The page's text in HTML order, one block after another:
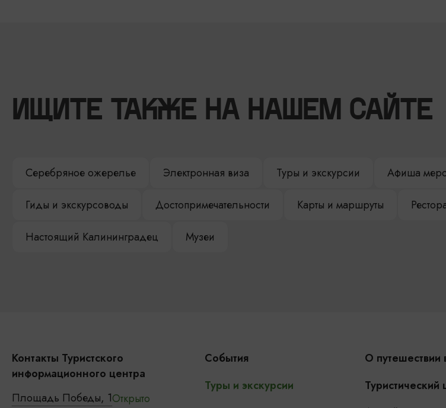
ИЩИТЕ ТАКЖЕ НА НАШЕМ САЙТЕ
Серебряное ожерелье Электронная виза Туры и экскурсии Афиша
Гиды и экскурсоводы Достопримечательности Карты и маршруты
Настоящий Калининградец Музеи
Контакты Туристского
информационного центра
Площадь Победы, 1Открыто
События
Туры и экскурсии
О путешествии
Туристический